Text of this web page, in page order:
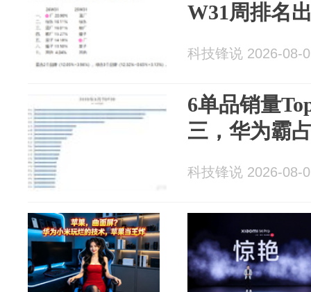
W31周排名
科技锋说 2026-08-
6单品销量
三，华为霸
科技锋说 2026-08-